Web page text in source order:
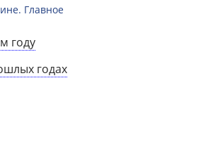
Главное
году
годах